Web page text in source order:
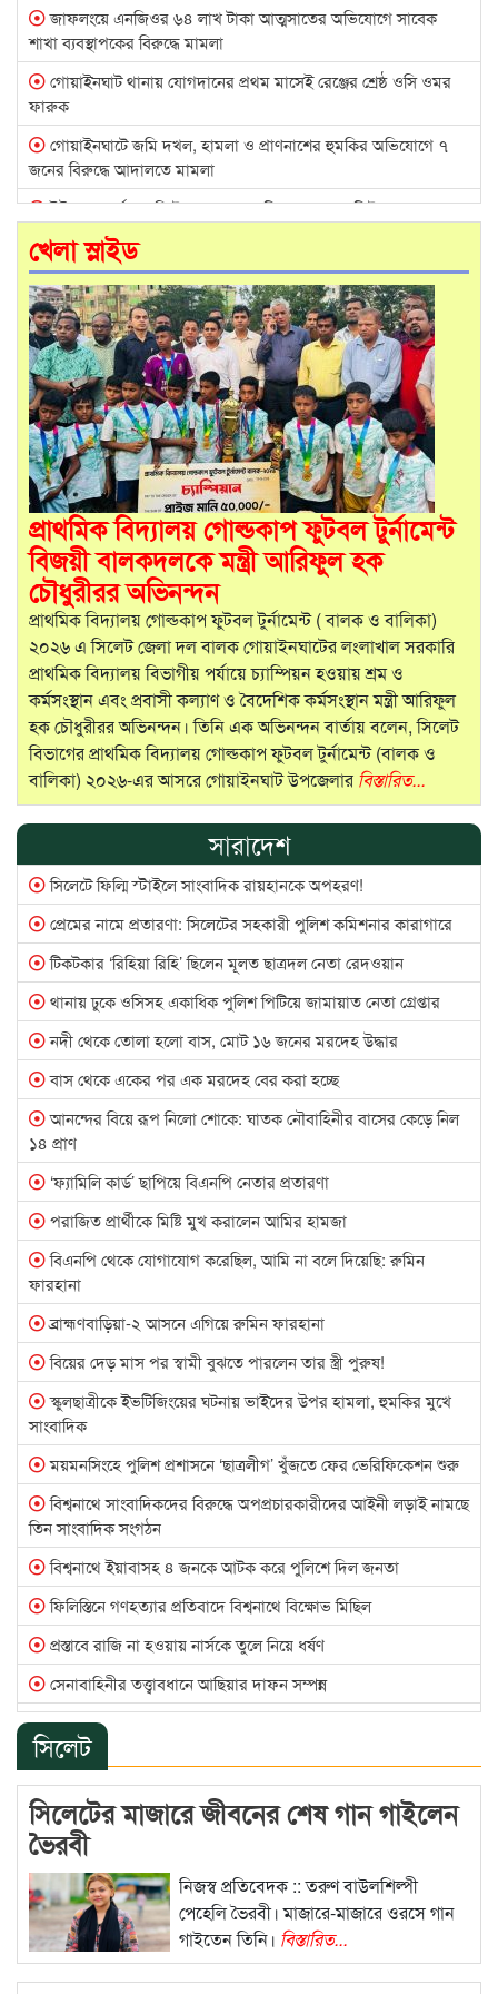
জাফলংয়ে এনজিওর ৬৪ লাখ টাকা আত্মসাতের অভিযোগে সাবেক
শাখা ব্যবস্থাপকের বিরুদ্ধে মামলা
গোয়াইনঘাট থানায় যোগদানের প্রথম মাসেই রেঞ্জের শ্রেষ্ঠ ওসি ওমর
ফারুক
গোয়াইনঘাটে জমি দখল, হামলা ও প্রাণনাশের হুমকির অভিযোগে ৭
জনের বিরুদ্ধে আদালতে মামলা
ইউকে ওয়ার্ক পারমিটের নামে ৩ কোটি ৬০ লাখ কোটি টাকা
আত্মসাৎ: স্ত্রী কারাগারে, স্বামী পলাতক
তাহিরপুরে নৌ-ধর্মঘট প্রত্যাহার: যাদুকাটায় চালু হলো চাঁদাবাজির ‘নতুন
টোল’!
খাদিমনগরে ইউপি সদস্যসহ তিনজনের বিরুদ্ধে সরকারি গুচ্ছগ্রামের ঘর
দখলের অভিযোগ
বিএনপি নেতার বিরুদ্ধে মিথ্যা ও ভিত্তিহীন সংবাদের প্রতিবাদে
গোয়াইনঘাট প্রেসক্লাবে সংবাদ সম্মেলন
সিলেটের চোরাচালান সাম্রাজ্যের নতুন নিয়ন্ত্রক কারা?
লালপুর ফাঁড়ি ইনচার্জের বিরুদ্ধে মাসোয়ার নেয়ার অভিযোগ
সিলেটে জমি বিরোধে যুবক হত্যা: ৯ জনসহ অজ্ঞাত ৭-৮ জনের বিরুদ্ধে
মামলা
সিলেটে জমি-সংক্রান্ত বিরোধে প্রতিপক্ষের হামলায় যুবকের মৃত্যু
জৈন্তাপুরে স্কুলছাত্রীকে শ্লীলতাহানির অভিযোগ: র‍্যাবের অভিযানে জসিম
গ্রেপ্তার
সিলেট জেলা প্রেসক্লাবে ‘নারীর শিক্ষা ও নেতৃত্ব’ বিষয়ক কমিউনিটি
সংলাপ অনুষ্ঠিত
ওসমানী মেডিকেল ছাত্রলীগের সাবেক সভাপতি রিফাতকে ইনডোর
মেডিকেল অফিসার পদায়ন
ফুলের পরিবর্তে এখন থেকে খাদ্য সামগ্রী উপহারের ব্যতিক্রমী সিদ্ধান্ত :
আসক চেয়ারম্যান রকিব আল মাহমুদ
ছাতকে চাঁদা না পেয়ে ব্যবসায়ী দুলু মিয়াকে প্রাণনাশের হুমকি ও
ফেসবুকে অপপ্রচার
শাহজালাল (র.) মাজারে মানতের খাসি নিয়ে অনিয়ম
সিলেটের মদিনা মার্কেটে আলোচিত মারামারির ঘটনায় নির্দোষ প্রমাণিত
সেচ্ছাসেবক দল নেতা সজিব
গোয়াইনঘাট বাইপাসে প্রবাসীর জমি দখলের চেষ্টা : ভূমিখেকো চক্রের
বিরুদ্ধে অভিযোগ
মিথ্যা অভিযোগ দিয়ে বিপাকে গোয়াইনঘাটের প্রধান শিক্ষক, বিভাগীয়
ব্যবস্থার নির্দেশ!
গোয়াইনঘাট ইমরান আহমদ কলেজের অ্যাডহক কমিটির সভাপতি
জাহিদ আহমদ
গোয়াইনঘাটে মামলা রেকর্ডের পর আসামি গ্রেফতার: অপপ্রচারের
শিকার তদন্তকারী কর্মকর্তা এসআই হামিদুর রহমান
শেখ হাসিনার সঙ্গে ৪০ বিমান নিয়ে ঢাকায় নামার ঘোষণা
আনোয়ারুজ্জামানের
আখালিয়া ইউনিয়ন ভূমি অফিস প্রাঙ্গণে শতাদিক চারা রোপন কাজের
শুভ সূচনা
চেঙ্গেরখালে ইউপি ট্যাক্সের নামে বেপরোয়া চাঁদাবাজি, মামলার পরও
ধরাছোঁয়ার বাইরে মূলহোতা কবির
খেলা স্লাইড
প্রাথমিক বিদ্যালয় গোল্ডকাপ ফুটবল টুর্নামেন্ট
বিজয়ী বালকদলকে মন্ত্রী আরিফুল হক
চৌধুরীরর অভিনন্দন
প্রাথমিক বিদ্যালয় গোল্ডকাপ ফুটবল টুর্নামেন্ট ( বালক ও বালিকা)
২০২৬ এ সিলেট জেলা দল বালক গোয়াইনঘাটের লংলাখাল সরকারি
প্রাথমিক বিদ্যালয় বিভাগীয় পর্যায়ে চ্যাম্পিয়ন হওয়ায় শ্রম ও
কর্মসংস্থান এবং প্রবাসী কল্যাণ ও বৈদেশিক কর্মসংস্থান মন্ত্রী আরিফুল
হক চৌধুরীরর অভিনন্দন। তিনি এক অভিনন্দন বার্তায় বলেন, সিলেট
বিভাগের প্রাথমিক বিদ্যালয় গোল্ডকাপ ফুটবল টুর্নামেন্ট (বালক ও
বালিকা) ২০২৬-এর আসরে গোয়াইনঘাট উপজেলার বিস্তারিত...
সারাদেশ
সিলেটে ফিল্মি স্টাইলে সাংবাদিক রায়হানকে অপহরণ!
প্রেমের নামে প্রতারণা: সিলেটের সহকারী পুলিশ কমিশনার কারাগারে
টিকটকার ‘রিহিয়া রিহি’ ছিলেন মূলত ছাত্রদল নেতা রেদওয়ান
থানায় ঢুকে ওসিসহ একাধিক পুলিশ পিটিয়ে জামায়াত নেতা গ্রেপ্তার
নদী থেকে তোলা হলো বাস, মোট ১৬ জনের মরদেহ উদ্ধার
বাস থেকে একের পর এক মরদেহ বের করা হচ্ছে
আনন্দের বিয়ে রূপ নিলো শোকে: ঘাতক নৌবাহিনীর বাসের কেড়ে নিল
১৪ প্রাণ
‘ফ্যামিলি কার্ড’ ছাপিয়ে বিএনপি নেতার প্রতারণা
পরাজিত প্রার্থীকে মিষ্টি মুখ করালেন আমির হামজা
বিএনপি থেকে যোগাযোগ করেছিল, আমি না বলে দিয়েছি: রুমিন
ফারহানা
ব্রাহ্মণবাড়িয়া-২ আসনে এগিয়ে রুমিন ফারহানা
বিয়ের দেড় মাস পর স্বামী বুঝতে পারলেন তার স্ত্রী পুরুষ!
স্কুলছাত্রীকে ইভটিজিংয়ের ঘটনায় ভাইদের উপর হামলা, হুমকির মুখে
সাংবাদিক
ময়মনসিংহে পুলিশ প্রশাসনে ‘ছাত্রলীগ’ খুঁজতে ফের ভেরিফিকেশন শুরু
বিশ্বনাথে সাংবাদিকদের বিরুদ্ধে অপপ্রচারকারীদের আইনী লড়াই নামছে
তিন সাংবাদিক সংগঠন
বিশ্বনাথে ইয়াবাসহ ৪ জনকে আটক করে পুলিশে দিল জনতা
ফিলিস্তিনে গণহত্যার প্রতিবাদে বিশ্বনাথে বিক্ষোভ মিছিল
প্রস্তাবে রাজি না হওয়ায় নার্সকে তুলে নিয়ে ধর্ষণ
সেনাবাহিনীর তত্ত্বাবধানে আছিয়ার দাফন সম্পন্ন
পুলিশের আয়নাঘরে নির্যাতনের শিকার দুই সাংবাদিক
তাহেরীকে গ্রেপ্তার করতে গিয়ে হামলার শিকার পুলিশ, তিনটি গাড়ি
ভাঙচুর
তদন্ত রিপোর্ট পত্রিকার প্রকাশনা বন্ধ করতে মুমিন আনসারীকে আইনি
নোটিশ
প্রতারনার টাকায় কোটিপতি স্বামী-স্ত্রী দম্পতি
‘বিয়ে’ করাই তার নেশা, কে এই এএসআই আবু নাঈম
স্বামীকে বাঁচাতে গিয়ে আহত অন্তঃসত্ত্বা, সাংবাদিকের বাড়ি ভাঙচুর
সিলেট
সিলেটের মাজারে জীবনের শেষ গান গাইলেন
ভৈরবী
নিজস্ব প্রতিবেদক :: তরুণ বাউলশিল্পী
পেহেলি ভৈরবী। মাজারে-মাজারে ওরসে গান
গাইতেন তিনি। বিস্তারিত...